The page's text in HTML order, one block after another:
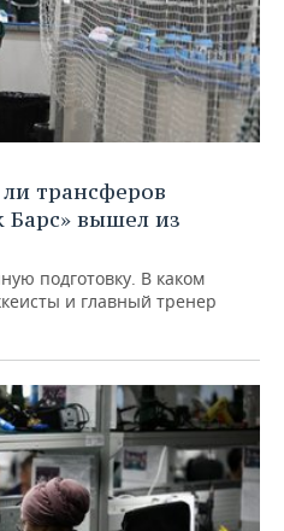
трансферов
Барс» вышел из
подготовку. В каком
и главный тренер